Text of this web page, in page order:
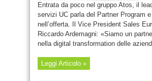
Entrata da poco nel gruppo Atos, il
servizi UC parla del Partner Program
nell’offerta. Il Vice President Sales
Riccardo Ardemagni: «Siamo un
nella digital transformation delle
Leggi Articolo »